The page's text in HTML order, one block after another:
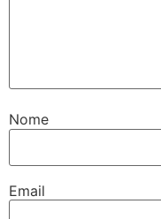
Nome
Email